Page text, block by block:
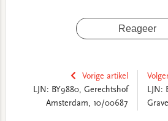
Reageer
Vorige artikel
LJN: BY9880, Gerechtshof
Amsterdam, 10/00687
LJN: